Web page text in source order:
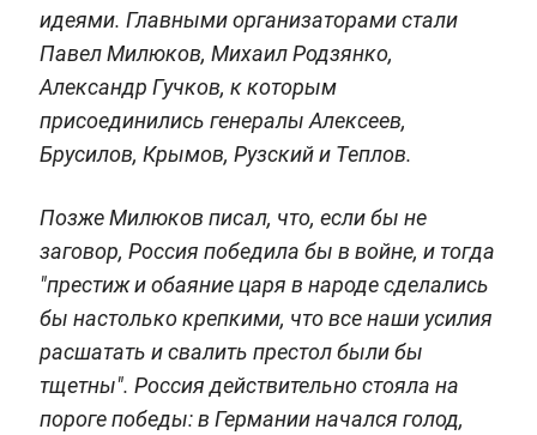
идеями. Главными организаторами стали
Павел Милюков, Михаил Родзянко,
Александр Гучков, к которым
присоединились генералы Алексеев,
Брусилов, Крымов, Рузский и Теплов.
Позже Милюков писал, что, если бы не
заговор, Россия победила бы в войне, и тогда
"престиж и обаяние царя в народе сделались
бы настолько крепкими, что все наши усилия
расшатать и свалить престол были бы
тщетны". Россия действительно стояла на
пороге победы: в Германии начался голод,